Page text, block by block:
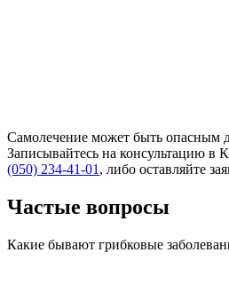
Самолечение может быть опасным
Записывайтесь на консультацию в
(050) 234-41-01 , либо оставляйте
Частые вопросы
Какие бывают грибковые